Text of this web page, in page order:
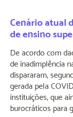
Cenário atual
de ensino
De acordo com
de inadimplência
dispararam,
gerada pela
instituições, que
burocráticos para